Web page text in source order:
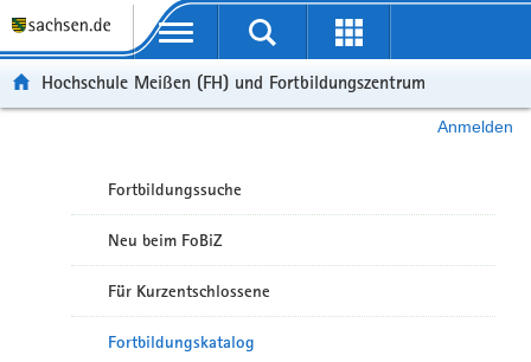
Portalübergreifende Navigation
Hochschule Meißen (FH) und Fortbildungszentrum
Anmelden
Fortbildungssuche
Neu beim FoBiZ
Für Kurzentschlossene
Fortbildungskatalog